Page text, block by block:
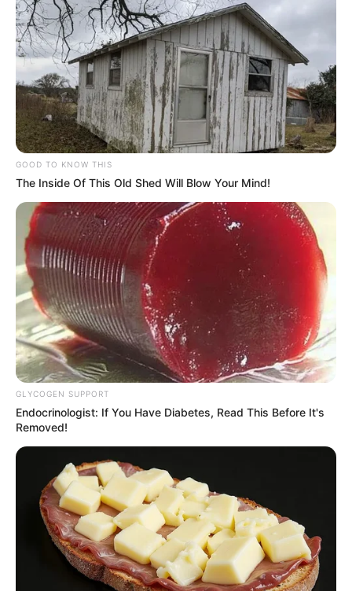
LIHAT ARTIKEL LAINNYA
Laras Kinanda Megan Domani
Beby Tsabina
Angela Gilsha Haico Van der Veken
GOOD TO KNOW THIS
The Inside Of This Old Shed Will Blow Your Mind!
GLYCOGEN SUPPORT
Endocrinologist: If You Have Diabetes, Read This Before It's
Removed!